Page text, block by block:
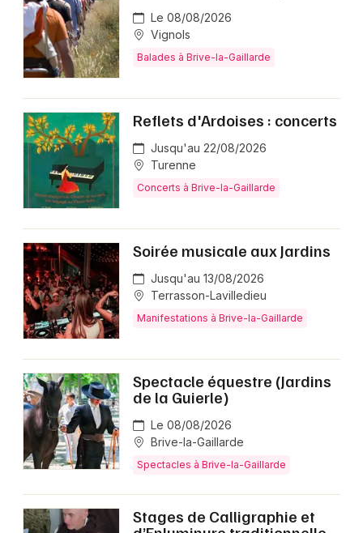
Le 08/08/2026
Vignols
Balades à Brive-la-Gaillarde
Reflets d'Ardoises : concerts
Jusqu'au 22/08/2026
Turenne
Concerts à Brive-la-Gaillarde
Soirée musicale aux Jardins
Jusqu'au 13/08/2026
Terrasson-Lavilledieu
Manifestations à Brive-la-Gaillarde
Spectacle équestre (Jardins
de la Guierle)
Le 08/08/2026
Brive-la-Gaillarde
Spectacles à Brive-la-Gaillarde
Stages de Calligraphie et